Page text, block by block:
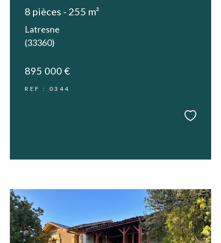
8 pièces - 255 m²
Latresne
(33360)
895 000 €
REF : 0344